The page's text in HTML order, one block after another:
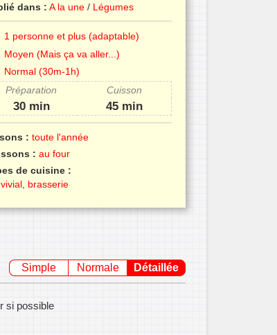
dans : A la une/ Légumes
1 personne et plus (adaptable)
Moyen (Mais ça va aller...)
Normal (30m-1h)
Préparation
Cuisson
30 min 45 min
: toute l'année
: au four
de cuisine :
, brasserie
Simple Normale Détaillée
si possible